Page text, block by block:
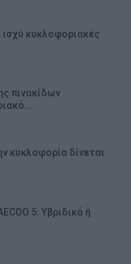
κυκλοφοριακές
πινακίδων
κυκλοφορία δίνεται
5: Υβριδικό ή